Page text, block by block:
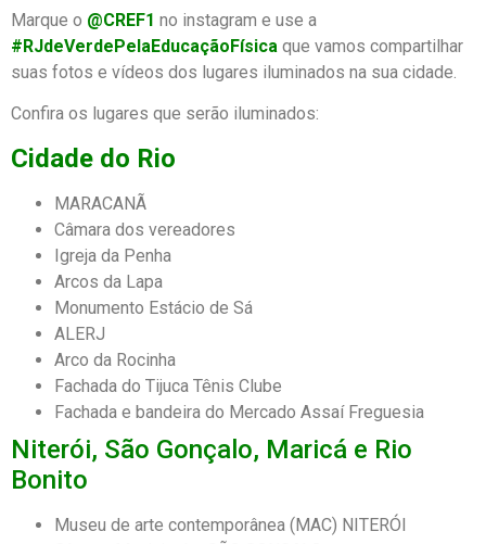
Marque o @CREF1 no instagram e use a
#RJdeVerdePelaEducaçãoFísica que vamos compartilhar
suas fotos e vídeos dos lugares iluminados na sua cidade.
Confira os lugares que serão iluminados:
Cidade do Rio
MARACANÃ
Câmara dos vereadores
Igreja da Penha
Arcos da Lapa
Monumento Estácio de Sá
ALERJ
Arco da Rocinha
Fachada do Tijuca Tênis Clube
Fachada e bandeira do Mercado Assaí Freguesia
Niterói, São Gonçalo, Maricá e Rio
Bonito
Museu de arte contemporânea (MAC) NITERÓI